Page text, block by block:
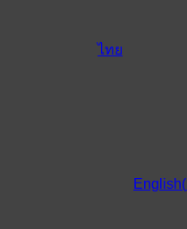
ไทย
English(